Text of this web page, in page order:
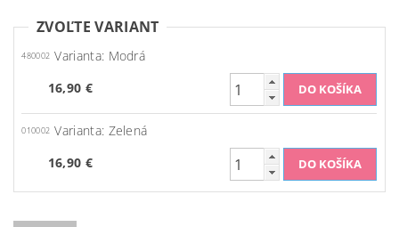
ZVOĽTE VARIANT
480002 Varianta: Modrá
16,90 €
010002 Varianta: Zelená
16,90 €